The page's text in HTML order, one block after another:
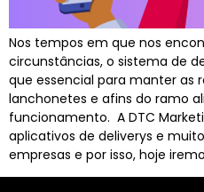
Nos tempos em que nos
circunstâncias, o sistema de
que essencial para manter as
lanchonetes e afins do ramo
funcionamento. A DTC
aplicativos de deliverys e
empresas e por isso, hoje